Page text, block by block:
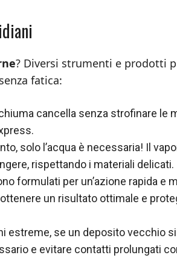
? Diversi strumenti e prodotti
fatica:
cancella senza strofinare le
solo l’acqua è necessaria! Il
rispettando i materiali delicati.
formulati per un’azione rapida e
un risultato ottimale e
estreme, se un deposito vecchio si
e evitare contatti prolungati